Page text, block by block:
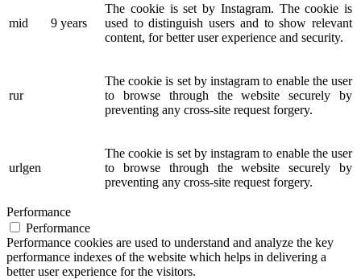
mid 9 years
The cookie is set by Instagram. The cookie is
used to distinguish users and to show relevant
content, for better user experience and security.
rur
The cookie is set by instagram to enable the user
to browse through the website securely by
preventing any cross-site request forgery.
urlgen
The cookie is set by instagram to enable the user
to browse through the website securely by
preventing any cross-site request forgery.
Performance
Performance
Performance cookies are used to understand and analyze the key
performance indexes of the website which helps in delivering a
better user experience for the visitors.